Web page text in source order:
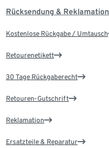
Rücksendung & Reklamation
Kostenlose Rückgabe / Umtausch
Retourenetikett
30 Tage Rückgaberecht
Retouren-Gutschrift
Reklamation
Ersatzteile & Reparatur